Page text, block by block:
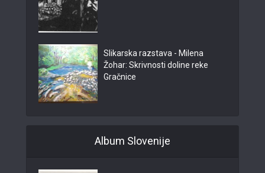
Slikarska razstava - Milena
Žohar: Skrivnosti doline reke
Gračnice
Album Slovenije